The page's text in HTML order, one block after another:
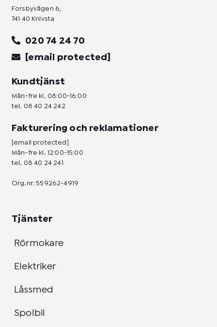
Forsbyvägen 6,
741 40 Knivsta
020 74 24 70
[email protected]
Kundtjänst
Mån-fre kl. 08:00-16:00
tel. 08 40 24 242
Fakturering och reklamationer
[email protected]
Mån-fre kl. 12:00-15:00
tel. 08 40 24 241
Org.nr: 559262-4919
Tjänster
Rörmokare
Elektriker
Låssmed
Spolbil